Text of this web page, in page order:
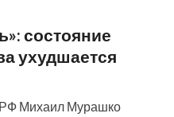
состояние
ухудшается
Михаил Мурашко